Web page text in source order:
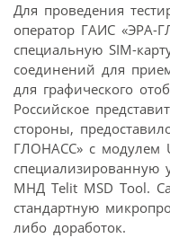
Для проведения
оператор ГАИС «ЭРА-
специальную SIM-
соединений для
для графического
Российское
стороны,
ГЛОНАСС» с модулем
специализированную
МНД Telit MSD Tool.
стандартную
либо доработок.